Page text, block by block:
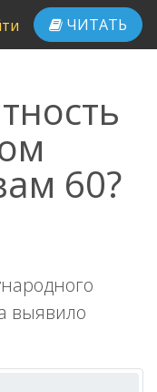
ЧИТАТЬ
60?
выявило